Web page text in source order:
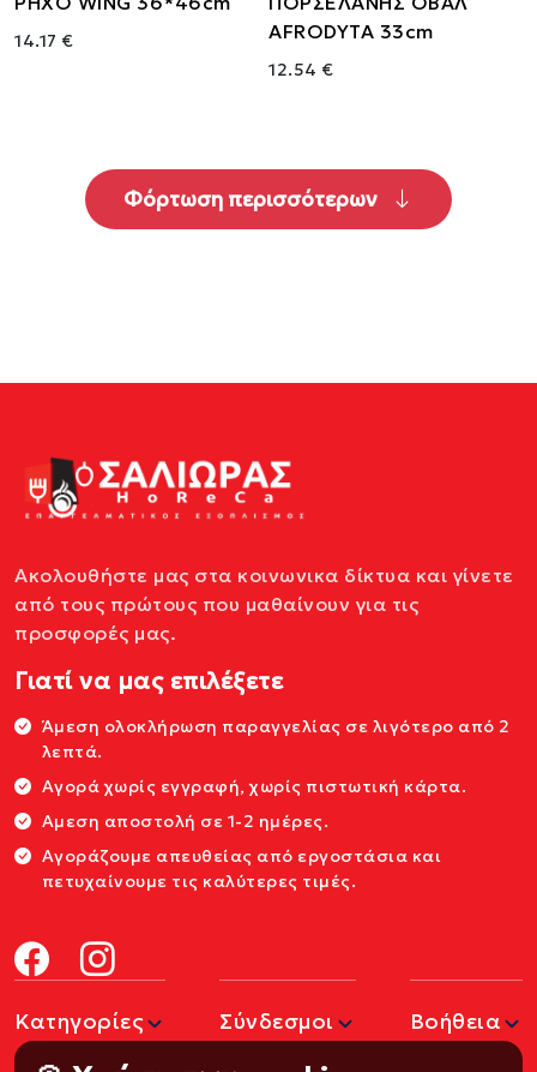
14.17 €
AFRODYTA 33cm
12.54 €
Φόρτωση περισσότερων
Ακολουθήστε μας στα κοινωνικα δίκτυα και γίνετε
από τους πρώτους που μαθαίνουν για τις
προσφορές μας.
Γιατί να μας επιλέξετε
Άμεση ολοκλήρωση παραγγελίας σε λιγότερο από 2
λεπτά.
Αγορά χωρίς εγγραφή, χωρίς πιστωτική κάρτα.
Αμεση αποστολή σε 1-2 ημέρες.
Αγοράζουμε απευθείας από εργοστάσια και
πετυχαίνουμε τις καλύτερες τιμές.
Κατηγορίες Σύνδεσμοι Βοήθεια